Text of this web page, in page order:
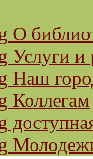
О
Услуги и
Наш
Коллегам